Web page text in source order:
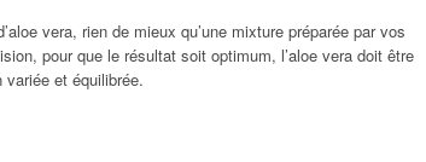
vera, rien de mieux qu’une mixture préparée par vos
pour que le résultat soit optimum, l’aloe vera doit être
variée et équilibrée.